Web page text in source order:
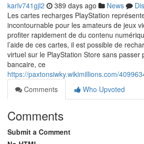
karlv741gjl2 389 days ago News
Les cartes recharges PlayStation
incontournable pour les amateurs de jeux
profiter rapidement de du contenu
l’aide de ces cartes, il est possible de
virtuel sur le PlayStation Store sans passer
bancaire, ce
https://paxtonsiwky.wikimillions.com/
Comments
Who Upvoted
Comments
Submit a Comment